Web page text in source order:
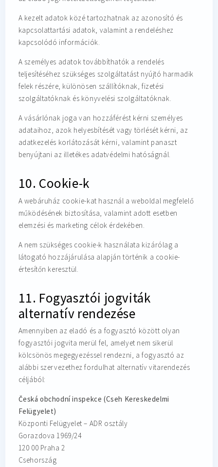
A kezelt adatok közé tartozhatnak az azonosító és
kapcsolattartási adatok, valamint a rendeléshez
kapcsolódó információk.
A személyes adatok továbbíthatók a rendelés
teljesítéséhez szükséges szolgáltatást nyújtó harmadik
felek részére, különösen szállítóknak, fizetési
szolgáltatóknak és könyvelési szolgáltatóknak.
A vásárlónak joga van hozzáférést kérni személyes
adataihoz, azok helyesbítését vagy törlését kérni, az
adatkezelés korlátozását kérni, valamint panaszt
benyújtani az illetékes adatvédelmi hatóságnál.
10. Cookie-k
A webáruház cookie-kat használ a weboldal megfelelő
működésének biztosítása, valamint adott esetben
elemzési és marketing célok érdekében.
A nem szükséges cookie-k használata kizárólag a
látogató hozzájárulása alapján történik a cookie-
értesítőn keresztül.
11. Fogyasztói jogviták
alternatív rendezése
Amennyiben az eladó és a fogyasztó között olyan
fogyasztói jogvita merül fel, amelyet nem sikerül
kölcsönös megegyezéssel rendezni, a fogyasztó az
alábbi szervezethez fordulhat alternatív vitarendezés
céljából:
Česká obchodní inspekce (Cseh Kereskedelmi
Felügyelet)
Központi Felügyelet – ADR osztály
Gorazdova 1969/24
120 00 Praha 2
Csehország